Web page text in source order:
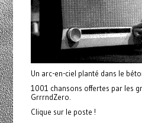
Un arc-en-ciel planté dans le
1001 chansons offertes par les
GrrrndZero.
Clique sur le poste !